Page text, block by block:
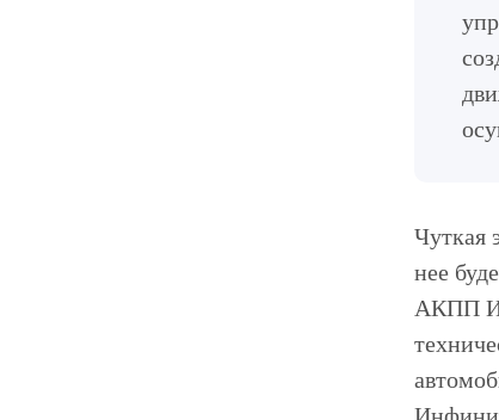
Чуткая
нее
АКПП